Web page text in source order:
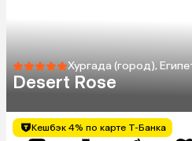
Хургада (город),
Desert Rose
Кешбэк 4% по карте Т-Банка